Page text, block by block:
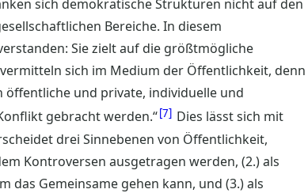
sich demokratische Strukturen nicht auf den
Bereiche. In diesem
Sie zielt auf die größtmögliche
sich im Medium der Öffentlichkeit, denn
und private, individuelle und
gebracht werden.“ 7
Dies lässt sich mit
drei Sinnebenen von Öffentlichkeit,
Kontroversen ausgetragen werden, (2.) als
das Gemeinsame gehen kann, und (3.) als